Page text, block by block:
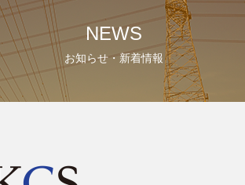
NEWS
お知らせ・新着情報